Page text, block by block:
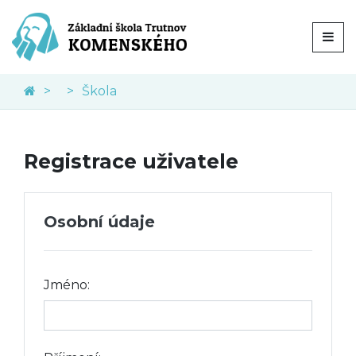
Škola
Registrace uživatele
Osobní údaje
Jméno: